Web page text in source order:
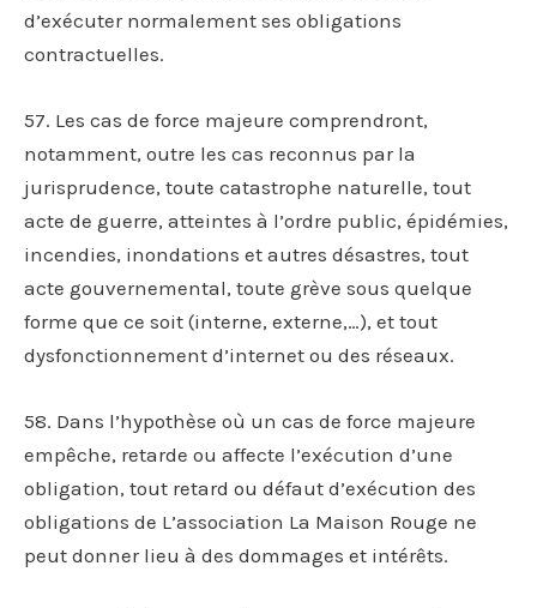
d’exécuter normalement ses obligations
contractuelles.
57. Les cas de force majeure comprendront,
notamment, outre les cas reconnus par la
jurisprudence, toute catastrophe naturelle, tout
acte de guerre, atteintes à l’ordre public, épidémies,
incendies, inondations et autres désastres, tout
acte gouvernemental, toute grève sous quelque
forme que ce soit (interne, externe,…), et tout
dysfonctionnement d’internet ou des réseaux.
58. Dans l’hypothèse où un cas de force majeure
empêche, retarde ou affecte l’exécution d’une
obligation, tout retard ou défaut d’exécution des
obligations de L’association La Maison Rouge ne
peut donner lieu à des dommages et intérêts.